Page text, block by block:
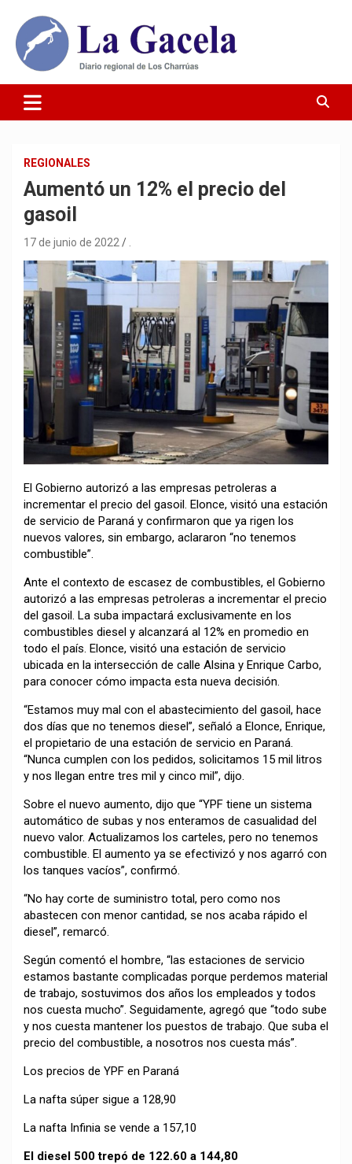
contenido
Diario La Gacela
REGIONALES
Aumentó un 12% el precio del
gasoil
17 de junio de 2022
El Gobierno autorizó a las empresas petroleras a
incrementar el precio del gasoil. Elonce, visitó una estación
de servicio de Paraná y confirmaron que ya rigen los
nuevos valores, sin embargo, aclararon “no tenemos
combustible”.
Ante el contexto de escasez de combustibles, el Gobierno
autorizó a las empresas petroleras a incrementar el precio
del gasoil. La suba impactará exclusivamente en los
combustibles diesel y alcanzará al 12% en promedio en
todo el país. Elonce, visitó una estación de servicio
ubicada en la intersección de calle Alsina y Enrique Carbo,
para conocer cómo impacta esta nueva decisión.
“Estamos muy mal con el abastecimiento del gasoil, hace
dos días que no tenemos diesel”, señaló a Elonce, Enrique,
el propietario de una estación de servicio en Paraná.
“Nunca cumplen con los pedidos, solicitamos 15 mil litros
y nos llegan entre tres mil y cinco mil”, dijo.
Sobre el nuevo aumento, dijo que “YPF tiene un sistema
automático de subas y nos enteramos de casualidad del
nuevo valor. Actualizamos los carteles, pero no tenemos
combustible. El aumento ya se efectivizó y nos agarró con
los tanques vacíos”, confirmó.
“No hay corte de suministro total, pero como nos
abastecen con menor cantidad, se nos acaba rápido el
diesel”, remarcó.
Según comentó el hombre, “las estaciones de servicio
estamos bastante complicadas porque perdemos material
de trabajo, sostuvimos dos años los empleados y todos
nos cuesta mucho”. Seguidamente, agregó que “todo sube
y nos cuesta mantener los puestos de trabajo. Que suba el
precio del combustible, a nosotros nos cuesta más”.
Los precios de YPF en Paraná
La nafta súper sigue a 128,90
La nafta Infinia se vende a 157,10
El diesel 500 trepó de 122.60 a 144,80